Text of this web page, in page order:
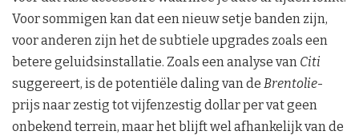
Voor sommigen kan dat een nieuw setje banden zijn,
voor anderen zijn het de subtiele upgrades zoals een
betere geluidsinstallatie. Zoals een analyse van Citi
suggereert, is de potentiële daling van de Brentolie-
prijs naar zestig tot vijfenzestig dollar per vat geen
onbekend terrein, maar het blijft wel afhankelijk van de